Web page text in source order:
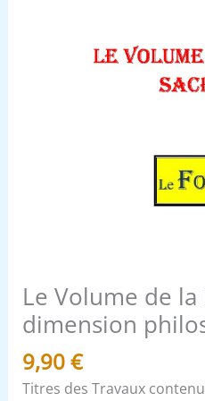
Le Volume de
dimension
9,90€
Titres des Travaux